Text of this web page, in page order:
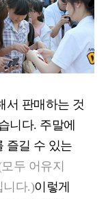
서 판매하는 것
니다. 주말에
즐길 수 있는
모두 어유지
니다.)이렇게